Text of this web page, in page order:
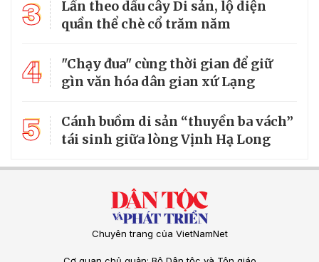
3
Lần theo dấu cây Di sản, lộ diện
quần thể chè cổ trăm năm
4
"Chạy đua" cùng thời gian để giữ
gìn văn hóa dân gian xứ Lạng
5
Cánh buồm di sản “thuyền ba vách”
tái sinh giữa lòng Vịnh Hạ Long
Chuyên trang của VietNamNet